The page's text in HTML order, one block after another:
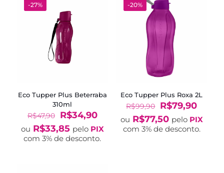
-27%
Eco Tupper Plus Beterraba
310ml
R$47,90
O
preço
original
era:
R$34,90O
preço
atual
é:
ou R$33,85 pelo PIX
com 3% de desconto.
-20%
Eco Tupper Plus Roxa 2L
R$99,90 O
preço
original
era:
R$79,90O
preço
atual
é:
ou R$77,50 pelo PIX
com 3% de desconto.